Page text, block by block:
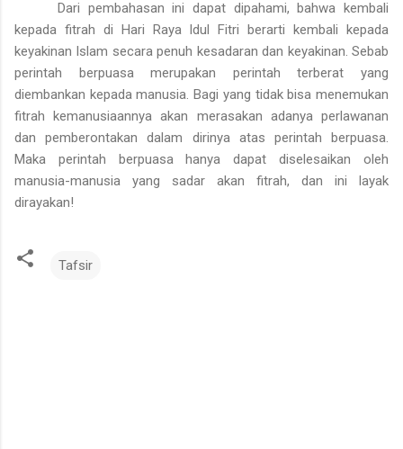
Dari pembahasan ini dapat dipahami, bahwa kembali
kepada fitrah di Hari Raya Idul Fitri berarti kembali kepada
keyakinan Islam secara penuh kesadaran dan keyakinan. Sebab
perintah berpuasa merupakan perintah terberat yang
diembankan kepada manusia. Bagi yang tidak bisa menemukan
fitrah kemanusiaannya akan merasakan adanya perlawanan
dan pemberontakan dalam dirinya atas perintah berpuasa.
Maka perintah berpuasa hanya dapat diselesaikan oleh
manusia-manusia yang sadar akan fitrah, dan ini layak
dirayakan!
Tafsir